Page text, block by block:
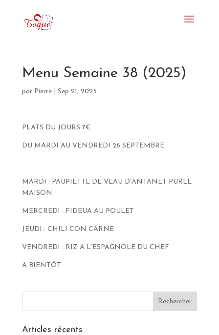
Menu Semaine 38 (2025)
par Pierre| Sep 21, 2025
PLATS DU JOURS 7€
DU MARDI AU VENDREDI 26 SEPTEMBRE
MARDI : PAUPIETTE DE VEAU D’ANTANET PUREE
MAISON
MERCREDI : FIDEUA AU POULET
JEUDI : CHILI CON CARNE
VENDREDI : RIZ A L’ESPAGNOLE DU CHEF
A BIENTÔT
Articles récents